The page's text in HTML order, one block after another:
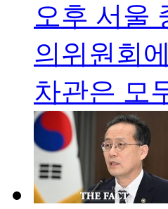
오후 서울
의위원회
차관은 모